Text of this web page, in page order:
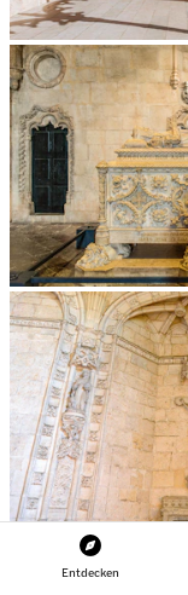
Entdecken